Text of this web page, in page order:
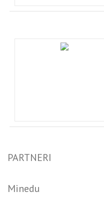
PARTNERI
Minedu